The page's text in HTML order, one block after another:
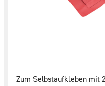
Zum Selbstaufkleben mit